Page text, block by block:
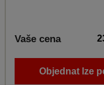
Vaše cena
Objednat lze